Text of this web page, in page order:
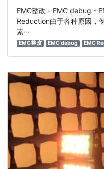
EMC整改 - EMC debug -
Reduction由于各种原因，
素···
EMC整改 EMC debug EMC